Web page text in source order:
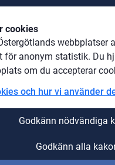
cookies
webbplatser
för anonym statistik. Du
om du accepterar
och hur vi använder
Godkänn nödvändiga
Godkänn alla
till annan webbplats.
Länk till annan
cookies